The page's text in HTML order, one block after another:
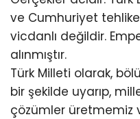
ve Cumhuriyet
vicdanlı değildir.
alınmıştır.
Türk Milleti olarak,
bir şekilde uyarıp,
çözümler